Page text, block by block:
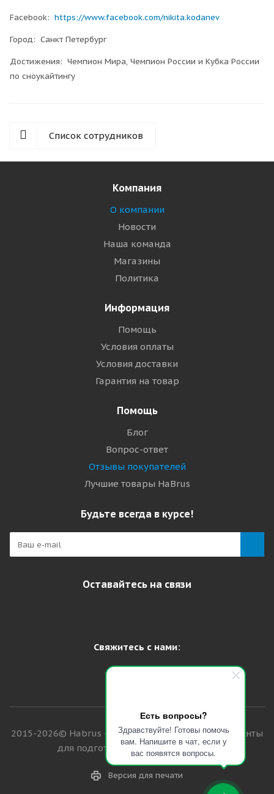
Есть вопросы?
Здравствуйте! Готовы помочь
вам. Напишите в чат, если у
вас появятся вопросы.
Facebook: https://www.facebook.com/nikita.kodanev
Город: Санкт Петербург
Достижения: Чемпион Мира, Чемпион России и Кубка Росcии
по сноукайтингу
Список сотрудников
Компания
О компании
Новости
Наша команда
Магазины
Политика
Информация
Помощь
Условия оплаты
Условия доставки
Гарантия на товар
Помощь
Блог
Вопрос-ответ
Отзывы покупателей
Лучшие товары HaBrus
Будьте всегда в курсе!
Оставайтесь на связи
Свяжитесь с нами:
2015-2026© Habrus - профессиональные инструменты
для подготовки лыж и сноубордов
Версия для печати